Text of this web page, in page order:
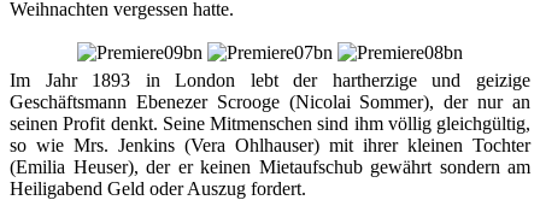
Weihnachten vergessen hatte.
Im Jahr 1893 in London lebt der hartherzige und geizige
Geschäftsmann Ebenezer Scrooge (Nicolai Sommer), der nur an
seinen Profit denkt. Seine Mitmenschen sind ihm völlig gleichgültig,
so wie Mrs. Jenkins (Vera Ohlhauser) mit ihrer kleinen Tochter
(Emilia Heuser), der er keinen Mietaufschub gewährt sondern am
Heiligabend Geld oder Auszug fordert.